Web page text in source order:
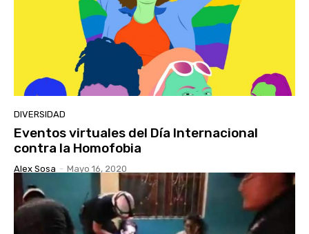
DIVERSIDAD
Eventos virtuales del Día Internacional
contra la Homofobia
Alex Sosa - Mayo 16, 2020